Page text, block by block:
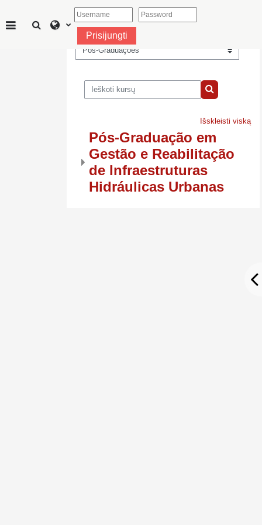
Šoninis skydelis
Perjungti paieškos įvestį
Prisijungti
Kursų kategorijos
Ieškoti kursų
Ieškoti kursų
Išskleisti viską
Pós-Graduação em
Gestão e Reabilitação
de Infraestruturas
Hidráulicas Urbanas